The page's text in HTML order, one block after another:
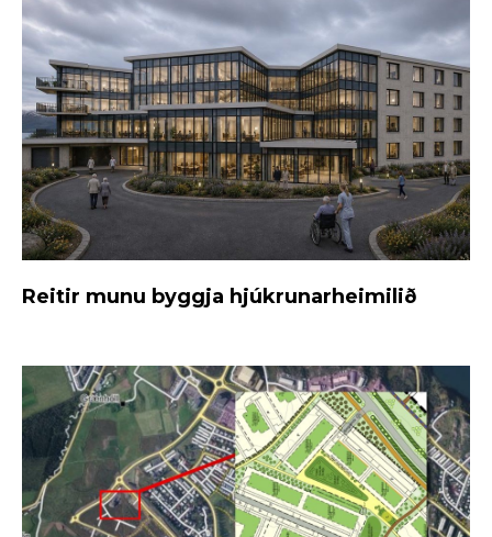
Reitir munu byggja hjúkrunarheimilið